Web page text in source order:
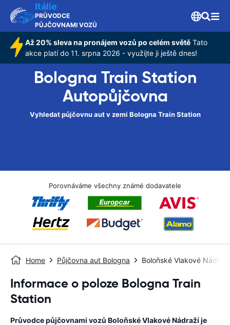
Itálie
PRŮVODCE
PŮJČOVNAMI VOZŮ
Až 20% sleva na pronájem vozů po celém světě Tato
akce platí do 11. srpna 2026 - využijte ji ještě dnes!
Bologna Train Station
Autopůjčovna
Vyhledat půjčovnu aut v zemi Bologna Train Station
Porovnáváme všechny známé dodavatele
Home Půjčovna aut Bologna Boloňské Vlakové Nádraží
Informace o poloze Bologna Train
Station
Průvodce půjčovnami vozů Boloňské Vlakové Nádražíje